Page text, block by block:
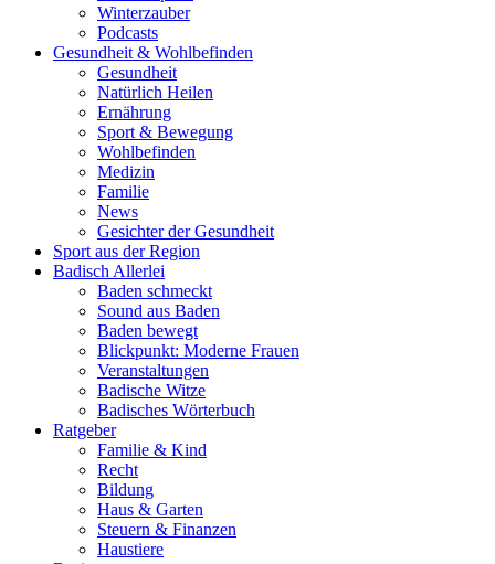
Winterzauber
Podcasts
Gesundheit & Wohlbefinden
Gesundheit
Natürlich Heilen
Ernährung
Sport & Bewegung
Wohlbefinden
Medizin
Familie
News
Gesichter der Gesundheit
Sport aus der Region
Badisch Allerlei
Baden schmeckt
Sound aus Baden
Baden bewegt
Blickpunkt: Moderne Frauen
Veranstaltungen
Badische Witze
Badisches Wörterbuch
Ratgeber
Familie & Kind
Recht
Bildung
Haus & Garten
Steuern & Finanzen
Haustiere